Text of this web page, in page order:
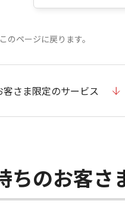
のページに戻ります。
さま限定のサービス
ちのお客さ